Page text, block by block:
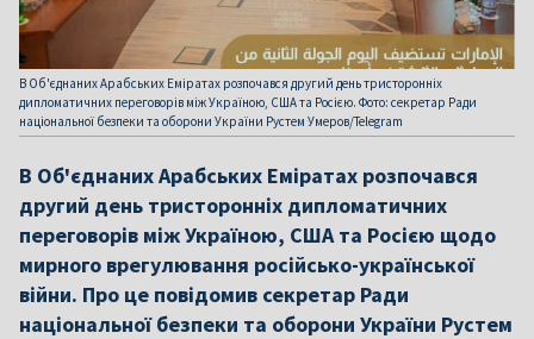
В Об'єднаних Арабських Еміратах розпочався другий день тристоронніх
дипломатичних переговорів між Україною, США та Росією. Фото: секретар Ради
національної безпеки та оборони України Рустем Умеров/Telegram
В Об'єднаних Арабських Еміратах розпочався
другий день тристоронніх дипломатичних
переговорів між Україною, США та Росією щодо
мирного врегулювання російсько-української
війни. Про це повідомив секретар Ради
національної безпеки та оборони України Рустем